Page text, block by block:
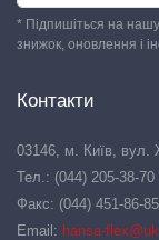
* Підпишіться на
знижок, оновлення і
Контакти
03146, м. Київ, вул.
Тел.: (044) 205-38-70
Факс: (044) 451-86-85
Email: hansa-